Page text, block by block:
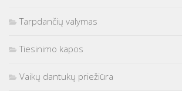
Tarpdančių valymas
Tiesinimo kapos
Vaikų dantukų priežiūra